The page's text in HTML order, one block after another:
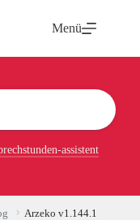
Menü
assistent
Arzeko v1.144.1